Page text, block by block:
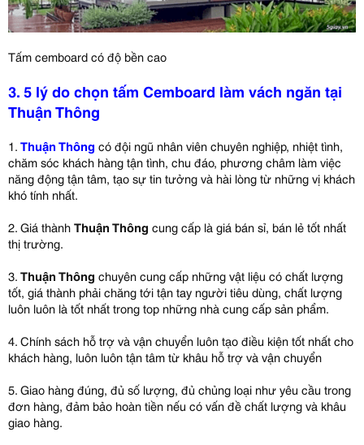
Tấm cemboard có độ bền cao
3. 5 lý do chọn tấm Cemboard làm vách ngăn tại
Thuận Thông
1.Thuận Thông có đội ngũ nhân viên chuyên nghiệp, nhiệt tình,
chăm sóc khách hàng tận tình, chu đáo, phương châm làm việc
năng động tận tâm, tạo sự tin tưởng và hài lòng từ những vị khách
khó tính nhất.
2. Giá thànhThuận Thông cung cấp là giá bán sỉ, bán lẻ tốt nhất
thị trường.
3.Thuận Thông chuyên cung cấp những vật liệu có chất lượng
tốt, giá thành phải chăng tới tận tay người tiêu dùng, chất lượng
luôn luôn là tốt nhất trong top những nhà cung cấp sản phẩm.
4. Chính sách hỗ trợ và vận chuyển luôn tạo điều kiện tốt nhất cho
khách hàng, luôn luôn tận tâm từ khâu hỗ trợ và vận chuyển
5. Giao hàng đúng, đủ số lượng, đủ chủng loại như yêu cầu trong
đơn hàng, đảm bảo hoàn tiền nếu có vấn đề chất lượng và khâu
giao hàng.